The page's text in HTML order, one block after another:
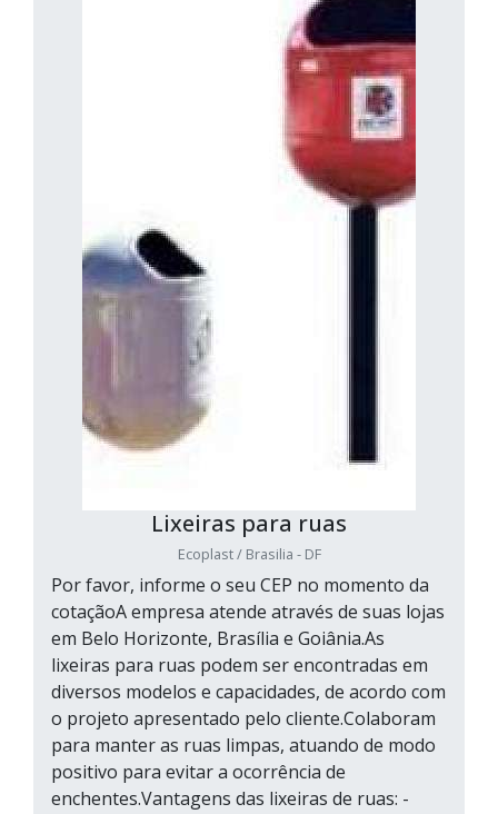
Lixeiras para ruas
Ecoplast / Brasilia - DF
Por favor, informe o seu CEP no momento da
cotaçãoA empresa atende através de suas lojas
em Belo Horizonte, Brasília e Goiânia.As
lixeiras para ruas podem ser encontradas em
diversos modelos e capacidades, de acordo com
o projeto apresentado pelo cliente.Colaboram
para manter as ruas limpas, atuando de modo
positivo para evitar a ocorrência de
enchentes.Vantagens das lixeiras de ruas: -